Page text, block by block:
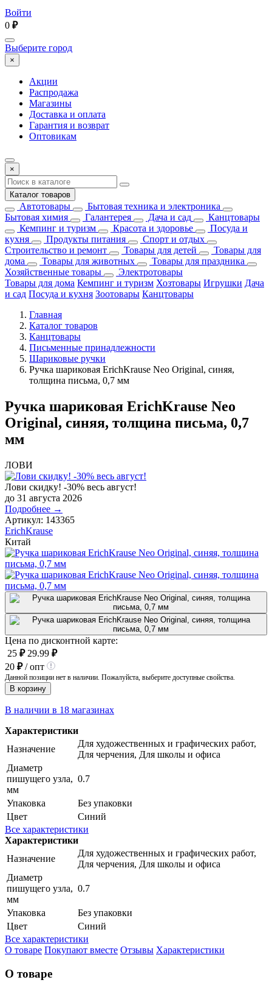
Войти
0 ₽
Выберите город
×
Акции
Распродажа
Магазины
Доставка и оплата
Гарантия и возврат
Оптовикам
×
Каталог товаров
Автотовары
Бытовая техника и электроника
Бытовая химия
Галантерея Дача и сад
Канцтовары
Кемпинг и туризм
Красота и здоровье
Посуда и
кухня
Продукты питания
Спорт и отдых
Строительство и ремонт
Товары для детей
Товары для
дома
Товары для животных
Товары для праздника
Хозяйственные товары
Электротовары
Товары для дома Кемпинг и туризм Хозтовары Игрушки Дача
и сад Посуда и кухня Зоотовары Канцтовары
Главная
Каталог товаров
Канцтовары
Письменные принадлежности
Шариковые ручки
Ручка шариковая ErichKrause Neo Original, синяя,
толщина письма, 0,7 мм
Ручка шариковая ErichKrause Neo
Original, синяя, толщина письма, 0,7
мм
ЛОВИ
Лови скидку! -30% весь август!
до 31 августа 2026
Подробнее →
Артикул: 143365
ErichKrause
Китай
Цена по дисконтной карте:
25 ₽ 29.99 ₽
20 ₽/ опт
Данной позиции нет в наличии. Пожалуйста, выберите доступные свойства.
В корзину
В наличии в 18 магазинах
Характеристики
Назначение
Для художественных и графических работ,
Для черчения, Для школы и офиса
Диаметр
пишущего узла,
мм
0.7
Упаковка
Без упаковки
Цвет
Синий
Все характеристики
Характеристики
Назначение
Для художественных и графических работ,
Для черчения, Для школы и офиса
Диаметр
пишущего узла,
мм
0.7
Упаковка
Без упаковки
Цвет
Синий
Все характеристики
О товаре Покупают вместе Отзывы Характеристики
О товаре